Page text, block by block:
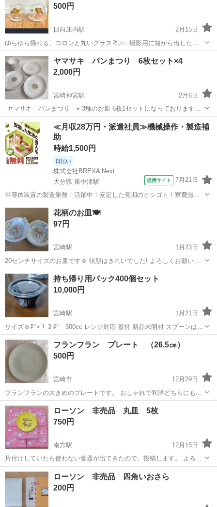
500円
日向庄内駅
2月15日
ゆらゆら揺れる、コロンと丸いグラス🥂𓈒𓏸◌ 撮影用に箱から出しただ
けで、未使用保管品です！
宮崎 都城市 日向庄内駅 食器 グラス
ヤマサキ パンまつり 6枚セット×4
2,000円
宮崎神宮駅
2月6日
新品ではありますが、 自宅保管の為、ご理解の程、 宜しくお願い致し
ます。 取りに来て頂けると幸いです。 #皿 #ヤマサキ
宮崎 宮崎市 宮崎神宮駅 食器 ヤマサキ
≪月収28万円・派遣社員≫機械操作・製造補
助
時給1,500円
日払い
株式会社BREXA Next
大分県 東中津駅
提携サイト 7月21日
半導体装置の製造業務！活躍中！安定した長期のオシゴト！寮費無料
★赴任旅費会社負担◎20代～40代の男性活躍中★未経験活躍中！高時
給1,500円！《大分県中津市》 人気の工場のお仕事 ◇半導体装置内部
のシート製造◇ ＊クリー...
大分 中津市 東中津駅
花柄のお皿🍽️
97円
宮崎駅
1月23日
20センチサイズのお皿です☺️ 状態はきれいでした! よろしくお願いし
ます🙇
宮崎 宮崎市 宮崎駅 食器 花柄
持ち帰り用パック400個セット
10,000円
宮崎駅
1月21日
サイズ８㌢×１３㌢ 500cc レンジ対応 蓋付 新品未開封 スプーンは数
えてませんがサービスです多分300以上あります 当方ご飯200グラムカ
レー200グラムの持ち帰り用で使ってました
宮崎 宮崎市 持ち帰り
フランフラン プレート （26.5㎝）
500円
宮崎市
12月29日
フランフランの大きめのプレートです。 おしゃれで和洋どちらにも合
うと思います 使用頻度は数回で比較的美品です！
宮崎 宮崎市 フランフラン
ローソン 非売品 丸皿 5枚
750円
南方駅
12月15日
片付けしていたら使わない食器が出てきたので、投稿します。 よろし
くお願いします。 #リラックマ #10周年 #2013
宮崎 宮崎市 食器 リラックマ
ローソン 非売品 四角いおさら
200円